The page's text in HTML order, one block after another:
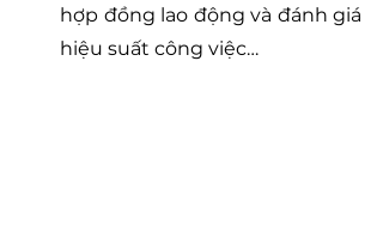
hợp đồng lao động và đánh giá
hiệu suất công việc…